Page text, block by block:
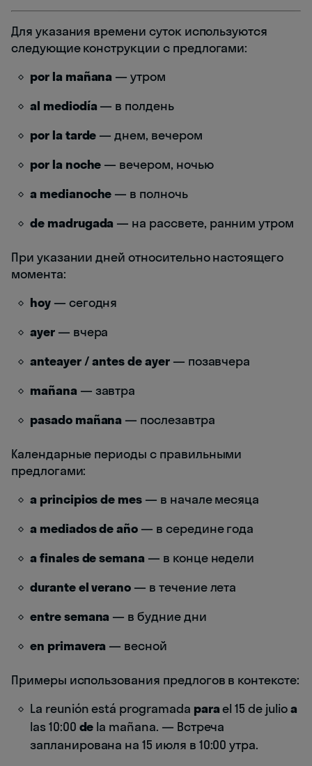
Для указания времени суток используются
следующие конструкции с предлогами:
por la mañana — утром
al mediodía — в полдень
por la tarde — днем, вечером
por la noche — вечером, ночью
a medianoche — в полночь
de madrugada — на рассвете, ранним утром
При указании дней относительно настоящего
момента:
hoy— сегодня
ayer— вчера
anteayer / antes de ayer— позавчера
mañana — завтра
pasado mañana — послезавтра
Календарные периоды с правильными
предлогами:
a principios de mes — в начале месяца
a mediados de año — в середине года
a finales de semana — в конце недели
durante el verano — в течение лета
entre semana — в будние дни
en primavera — весной
Примеры использования предлогов в контексте:
La reunión está programada parael 15 de julioa
las 10:00 de la mañana. — Встреча
запланирована на 15 июля в 10:00 утра.